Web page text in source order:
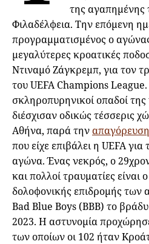
της αγαπημένης
Φιλαδέλφεια. Την επόμενη
προγραμματισμένος ο
μεγαλύτερες κροατικές
Ντιναμό Ζάγκρεμπ, για τον
του UEFA Champions
σκληροπυρηνικοί οπαδοί
διέσχισαν οδικώς τέσσερις
Αθήνα, παρά τηναπαγόρευση
που είχε επιβάλει η UEFA
αγώνα. Ένας νεκρός, ο
και πολλοί τραυματίες είναι
δολοφονικής επιδρομής των
Bad Blue Boys (BBB) το
2023. Η αστυνομία
των οποίων οι 102 ήταν